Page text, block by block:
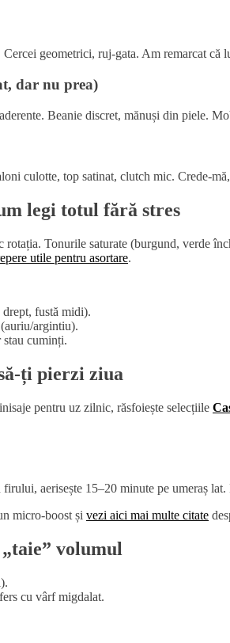
geometrici, ruj-gata. Am remarcat că
dar nu prea)
Beanie discret, mănuși din piele.
culotte, top satinat, clutch mic. Crede-
legi totul fără stres
Tonurile saturate (burgund, verde
utile pentru asortare.
fustă midi).
argintiu).
stau cuminți.
ți pierzi ziua
pentru uz zilnic, răsfoiește selecțiile
aerisește 15–20 minute pe umeraș
micro-boost și vezi aici mai multe citate
volumul
cu vârf migdalat.